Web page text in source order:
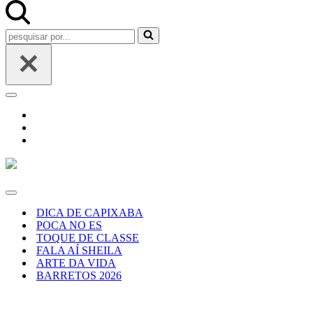
Pesquisar
por...
Menu
navegação
Menu
navegaçãoDICA DE CAPIXABA
POCA NO ES
TOQUE DE CLASSE
FALA AÍ SHEILA
ARTE DA VIDA
BARRETOS 2026